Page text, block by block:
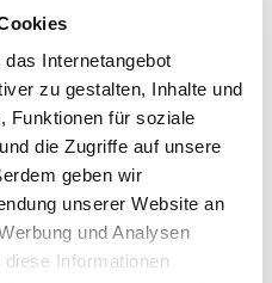
Internetangebot
zu gestalten, Inhalte und
Funktionen für soziale
die Zugriffe auf unsere
geben wir
unserer Website an
und Analysen
Informationen
auf globaler
Gebäude, Internationale